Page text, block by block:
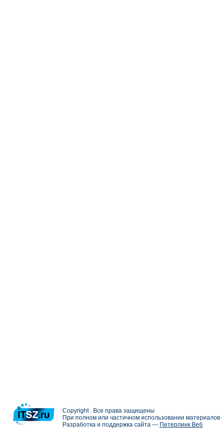
Copyright . Все права защищены
При полном или частичном использовании
Разработка и поддержка сайта — Петерлинк Веб